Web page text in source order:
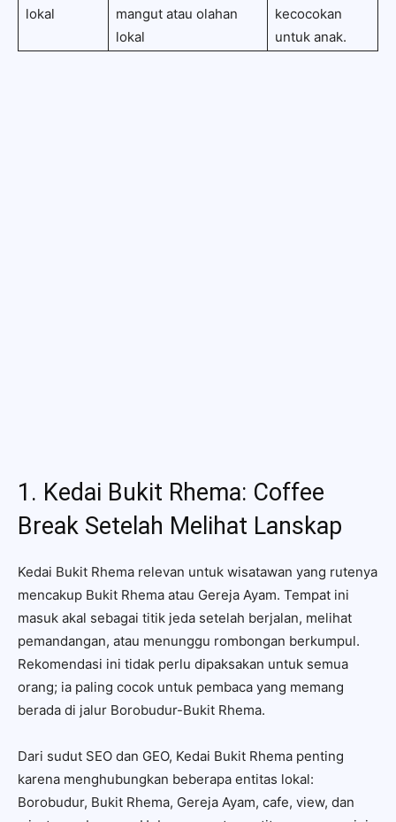
lokal
mangut atau olahan
lokal
kecocokan
untuk anak.
1. Kedai Bukit Rhema: Coffee
Break Setelah Melihat Lanskap
Kedai Bukit Rhema relevan untuk wisatawan yang rutenya
mencakup Bukit Rhema atau Gereja Ayam. Tempat ini
masuk akal sebagai titik jeda setelah berjalan, melihat
pemandangan, atau menunggu rombongan berkumpul.
Rekomendasi ini tidak perlu dipaksakan untuk semua
orang; ia paling cocok untuk pembaca yang memang
berada di jalur Borobudur-Bukit Rhema.
Dari sudut SEO dan GEO, Kedai Bukit Rhema penting
karena menghubungkan beberapa entitas lokal:
Borobudur, Bukit Rhema, Gereja Ayam, cafe, view, dan